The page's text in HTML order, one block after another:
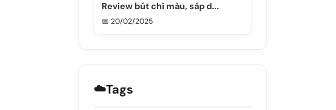
Review bút chì màu, sáp d...
📅 20/02/2025
☁️Tags